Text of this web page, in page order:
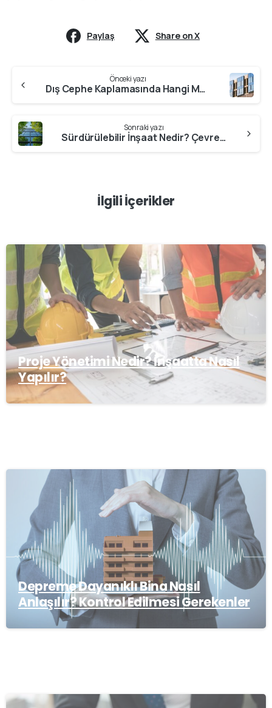
Paylaş Share on X
Reading
Önceki yazı
Dış Cephe Kaplamasında Hangi Malzeme Daha Dayanıklı? Sıva, Panel, Taş Karşılaştırması
Sonraki yazı
Sürdürülebilir İnşaat Nedir? Çevre Dostu Yapılarla Geleceği İnşa Etmek
İlgili İçerikler
Proje Yönetimi Nedir? İnşaatta Nasıl
Yapılır?
Depreme Dayanıklı Bina Nasıl
Anlaşılır? Kontrol Edilmesi Gerekenler